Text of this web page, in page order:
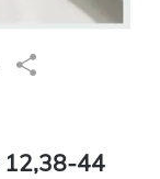
Print
12,38-44